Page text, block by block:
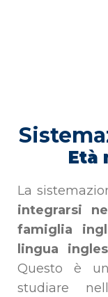
Età
La
integrarsi
famiglia
lingua
Questo è
studiare